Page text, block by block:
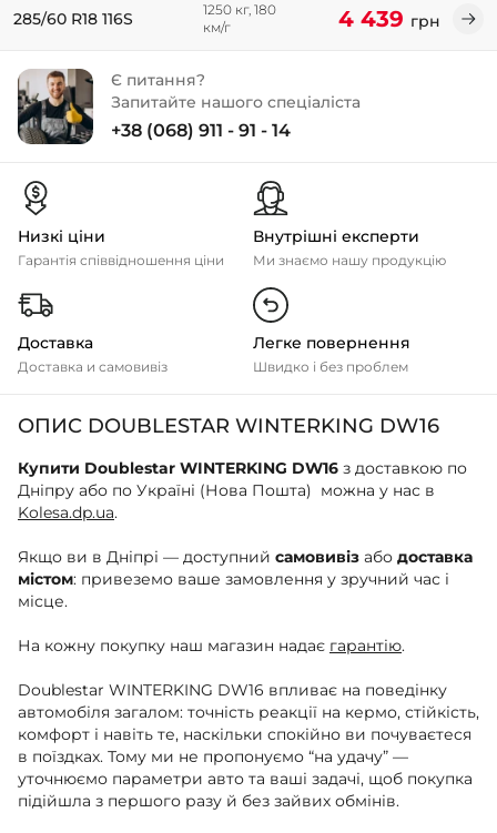
285/60 R18 116S
1250 кг, 180
км/г
4 439 грн
Є питання?
Запитайте нашого спеціаліста
+38 (068) 911 - 91 - 14
Низкі ціни
Гарантія співвідношення ціни
Внутрішні експерти
Ми знаємо нашу продукцію
Доставка
Доставка и самовивіз
Легке повернення
Швидко і без проблем
ОПИС DOUBLESTAR WINTERKING DW16
Купити Doublestar WINTERKING DW16 з доставкою по
Дніпру або по Україні (Нова Пошта) можна у нас в
Kolesa.dp.ua.
Якщо ви в Дніпрі — доступний самовивіз або доставка
містом: привеземо ваше замовлення у зручний час і
місце.
На кожну покупку наш магазин надає гарантію.
Doublestar WINTERKING DW16 впливає на поведінку
автомобіля загалом: точність реакції на кермо, стійкість,
комфорт і навіть те, наскільки спокійно ви почуваєтеся
в поїздках. Тому ми не пропонуємо “на удачу” —
уточнюємо параметри авто та ваші задачі, щоб покупка
підійшла з першого разу й без зайвих обмінів.